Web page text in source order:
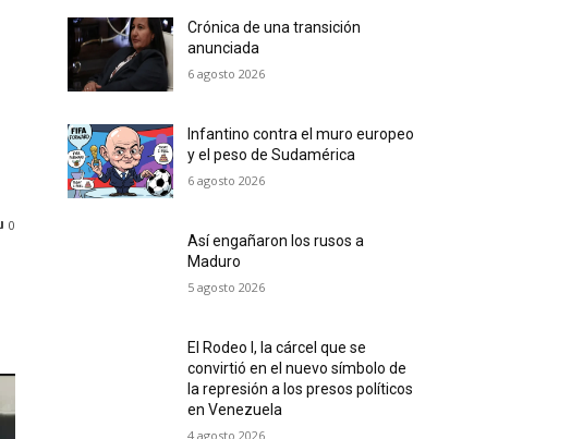
0
Crónica de una transición
anunciada
6 agosto 2026
Infantino contra el muro europeo
y el peso de Sudamérica
6 agosto 2026
Así engañaron los rusos a
Maduro
5 agosto 2026
El Rodeo I, la cárcel que se
convirtió en el nuevo símbolo de
la represión a los presos políticos
en Venezuela
4 agosto 2026